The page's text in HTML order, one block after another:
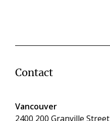
Contact
Vancouver
2400 200 Granville Street